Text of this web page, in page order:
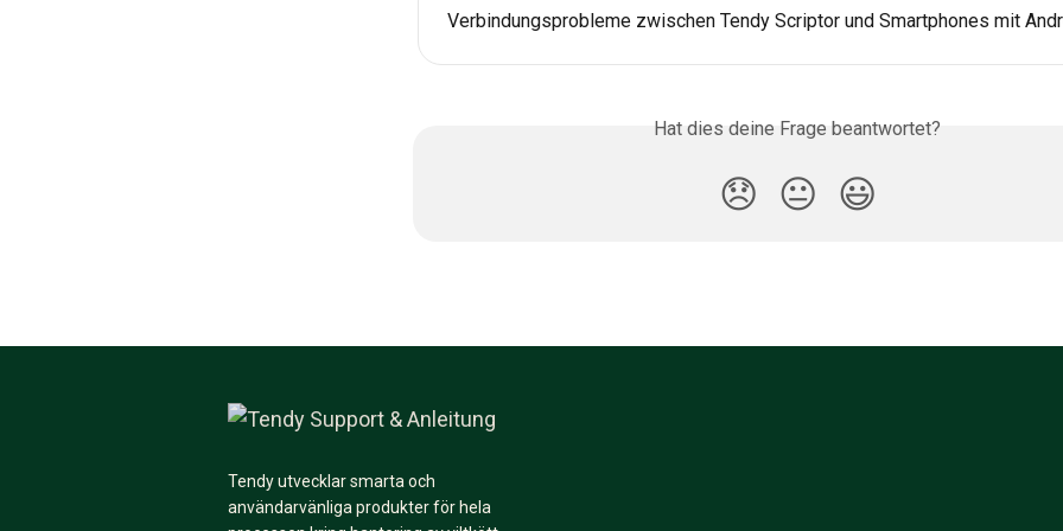
Verbindungsprobleme zwischen Tendy Scriptor und Smartphones mit
Hat dies deine Frage beantwortet?
😞 😐 😃
Tendy utvecklar smarta och
användarvänliga produkter för hela